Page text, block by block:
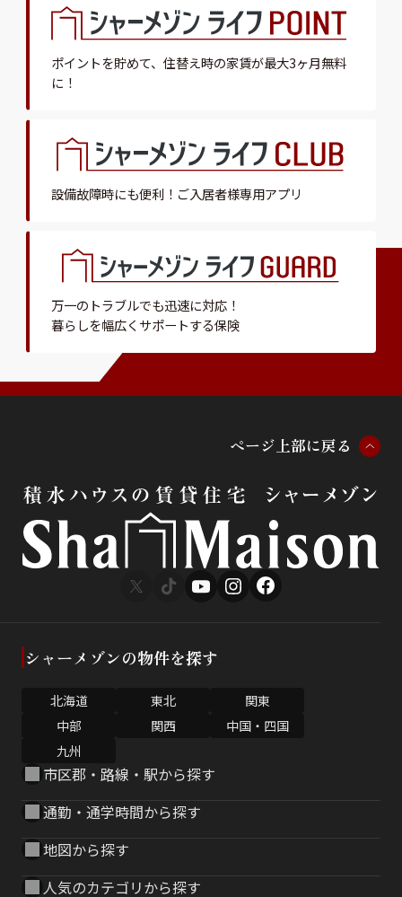
ポイントを貯めて、 住替え時の家賃が最大3ヶ月無料
に！
設備故障時にも便利！ ご入居者様専用アプリ
万一のトラブルでも迅速に対応！
暮らしを幅広くサポートする保険
ページ 上部に戻る
シャーメゾンの物件を探す
北海道 東北
関東
中部
関西
中国・四国
九州
市区郡・路線・駅から探す
通勤・通学時間から探す
地図から探す
人気のカテゴリから探す